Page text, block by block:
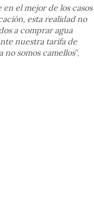
en el mejor de los casos
esta realidad no
a comprar agua
nuestra tarifa de
no somos camellos”,